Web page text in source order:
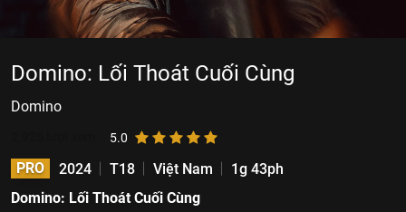
Domino: Lối Thoát Cuối Cùng
Domino
5.0
PRO 2024 T18 Việt Nam
1g 43ph
Domino: Lối Thoát Cuối Cùng